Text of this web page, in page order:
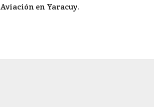
Aviación en Yaracuy.